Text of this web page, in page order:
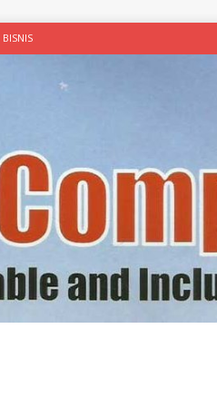
BISNIS
Berkelanjutan
Menu Sehat
Kenalkan Sosmocaf
Triliun